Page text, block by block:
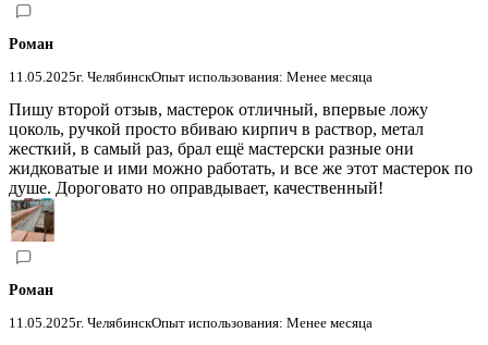
Роман
11.05.2025г. ЧелябинскОпыт использования: Менее месяца
Пишу второй отзыв, мастерок отличный, впервые ложу
цоколь, ручкой просто вбиваю кирпич в раствор, метал
жесткий, в самый раз, брал ещё мастерски разные они
жидковатые и ими можно работать, и все же этот мастерок по
душе. Дороговато но оправдывает, качественный!
Роман
11.05.2025г. ЧелябинскОпыт использования: Менее месяца